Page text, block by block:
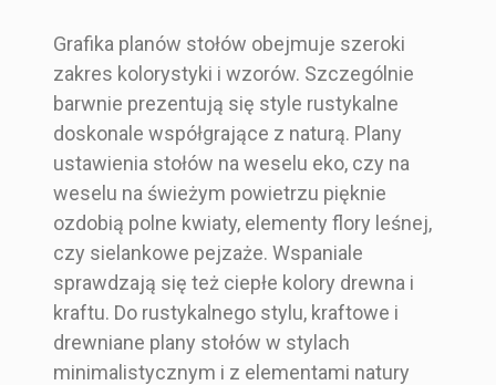
Grafika planów stołów obejmuje szeroki
zakres kolorystyki i wzorów. Szczególnie
barwnie prezentują się style rustykalne
doskonale współgrające z naturą. Plany
ustawienia stołów na weselu eko, czy na
weselu na świeżym powietrzu pięknie
ozdobią polne kwiaty, elementy flory leśnej,
czy sielankowe pejzaże. Wspaniale
sprawdzają się też ciepłe kolory drewna i
kraftu. Do rustykalnego stylu, kraftowe i
drewniane plany stołów w stylach
minimalistycznym i z elementami natury